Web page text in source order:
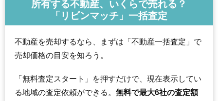
所有する不動産、いくらで売れる？
「リビンマッチ」一括査定
不動産を売却するなら、まずは「不動産一括査定」で
売却価格の目安を知ろう。
「無料査定スタート」を押すだけで、現在表示してい
る地域の査定依頼ができる。 無料で最大6社の査定額